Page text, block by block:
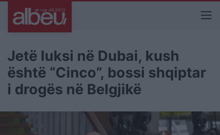
Jetë luksi në Dubai, kush
është “Cinco”, bossi shqiptar
i drogës në Belgjikë